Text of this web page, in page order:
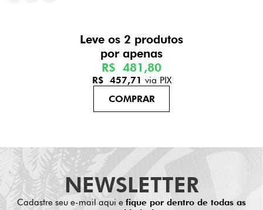
Leve os 2 produtos
R$ 481,80
R$ 457,71 via PIX
NEWSLETTER
Cadastre seu e-mail aqui e fique por dentro de todas as